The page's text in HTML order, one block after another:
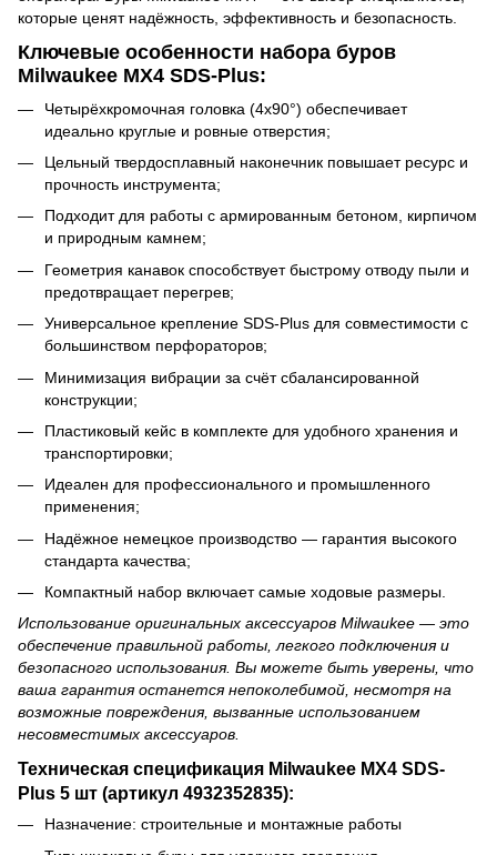
которые ценят надёжность, эффективность и безопасность.
Ключевые особенности набора буров
Milwaukee MX4 SDS-Plus:
Четырёхкромочная головка (4x90°) обеспечивает
идеально круглые и ровные отверстия;
Цельный твердосплавный наконечник повышает ресурс и
прочность инструмента;
Подходит для работы с армированным бетоном, кирпичом
и природным камнем;
Геометрия канавок способствует быстрому отводу пыли и
предотвращает перегрев;
Универсальное крепление SDS-Plus для совместимости с
большинством перфораторов;
Минимизация вибрации за счёт сбалансированной
конструкции;
Пластиковый кейс в комплекте для удобного хранения и
транспортировки;
Идеален для профессионального и промышленного
применения;
Надёжное немецкое производство — гарантия высокого
стандарта качества;
Компактный набор включает самые ходовые размеры.
Использование оригинальных аксессуаров Milwaukee — это
обеспечение правильной работы, легкого подключения и
безопасного использования. Вы можете быть уверены, что
ваша гарантия останется непоколебимой, несмотря на
возможные повреждения, вызванные использованием
несовместимых аксессуаров.
Техническая спецификация Milwaukee MX4 SDS-
Plus 5 шт (артикул 4932352835):
Назначение: строительные и монтажные работы